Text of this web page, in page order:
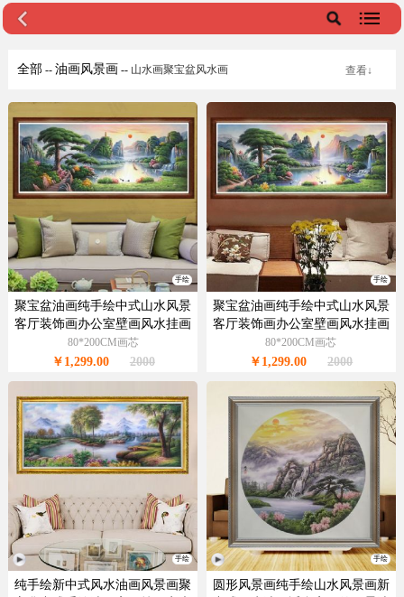
全部-- 油画风景画 -- 山水画聚宝盆风水画 查看↓
手绘
聚宝盆油画纯手绘中式山水风景
客厅装饰画办公室壁画风水挂画
80*200CM画芯
￥1,299.00 2000
手绘
聚宝盆油画纯手绘中式山水风景
客厅装饰画办公室壁画风水挂画
80*200CM画芯
￥1,299.00 2000
手绘
纯手绘新中式风水油画风景画聚
手绘
圆形风景画纯手绘山水风景画新